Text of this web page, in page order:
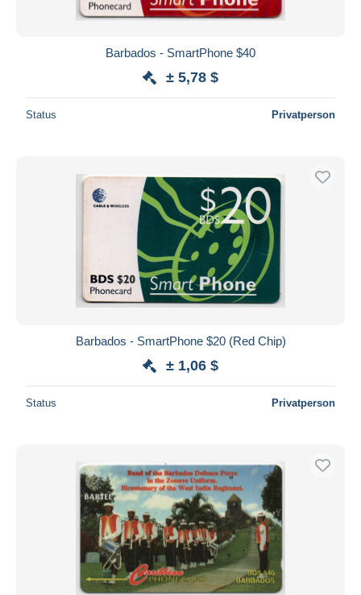
Barbados - SmartPhone $40
± 5,78 $
Status Privatperson
Barbados - SmartPhone $20 (Red Chip)
± 1,06 $
Status Privatperson